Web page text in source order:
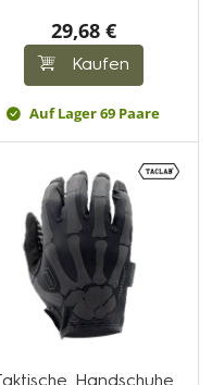
29,68 €
Kaufen
Auf Lager 69 Paare
Handschuhe